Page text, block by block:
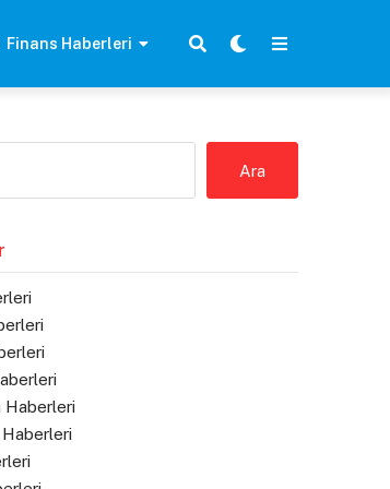
Finans Haberleri
Ara
Haberleri